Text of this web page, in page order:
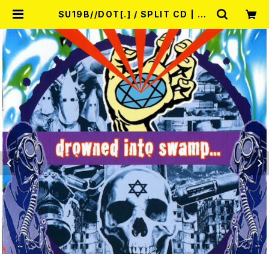
SU19B//DOT[.] / SPLIT CD | RE